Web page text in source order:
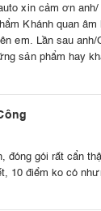
xin cảm ơn
Khánh quan
em. Lần sau anh/
sản phẩm hay
đóng gói rất cẩn
10 điểm ko có